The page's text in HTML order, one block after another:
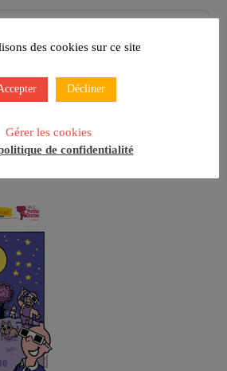
des cookies sur ce site
Décliner
Gérer les cookies
de confidentialité